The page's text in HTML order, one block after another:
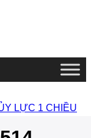
LỰC 1 CHIỀU